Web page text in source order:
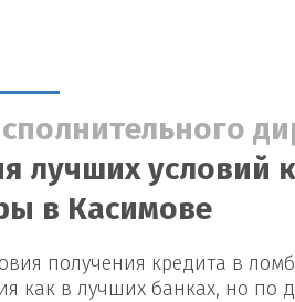
лучших условий
в Касимове
получения кредита в
как в лучших банках, но по